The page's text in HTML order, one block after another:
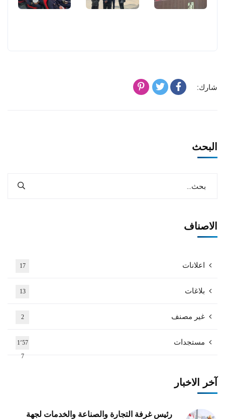
شارك:
البحث
الاصناف
اعلانات 17
بلاغات 13
غير مصنف 2
مستجدات
1٬57
7
آخر الاخبار
رئيس غرفة التجارة والصناعة والخدمات لجهة